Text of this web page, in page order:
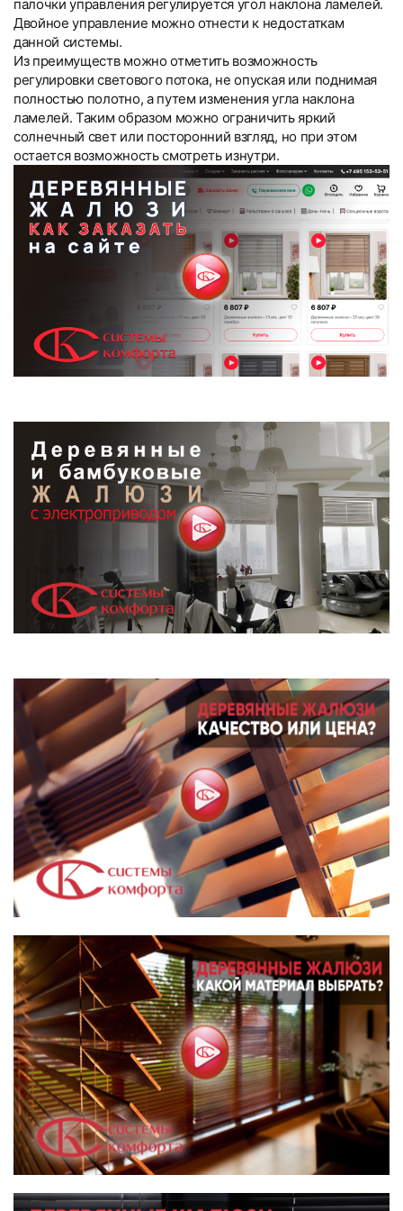
палочки управления регулируется угол наклона ламелей.
Двойное управление можно отнести к недостаткам
данной системы.
Из преимуществ можно отметить возможность
регулировки светового потока, не опуская или поднимая
полностью полотно, а путем изменения угла наклона
ламелей. Таким образом можно ограничить яркий
солнечный свет или посторонний взгляд, но при этом
остается возможность смотреть изнутри.